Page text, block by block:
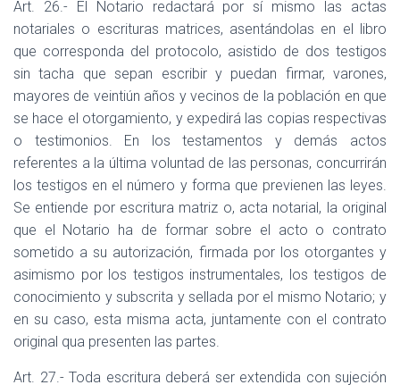
Art. 26.- El Notario redactará por sí mismo las actas
notariales o escrituras matrices, asentándolas en el libro
que corresponda del protocolo, asistido de dos testigos
sin tacha que sepan escribir y puedan firmar, varones,
mayores de veintiún años y vecinos de la población en que
se hace el otorgamiento, y expedirá las copias respectivas
o testimonios. En los testamentos y demás actos
referentes a la última voluntad de las personas, concurrirán
los testigos en el número y forma que previenen las leyes.
Se entiende por escritura matriz o, acta notarial, la original
que el Notario ha de formar sobre el acto o contrato
sometido a su autorización, firmada por los otorgantes y
asimismo por los testigos instrumentales, los testigos de
conocimiento y subscrita y sellada por el mismo Notario; y
en su caso, esta misma acta, juntamente con el contrato
original qua presenten las partes.
Art. 27.- Toda escritura deberá ser extendida con sujeción